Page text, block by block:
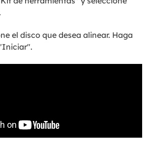
el disco que desea alinear. Haga